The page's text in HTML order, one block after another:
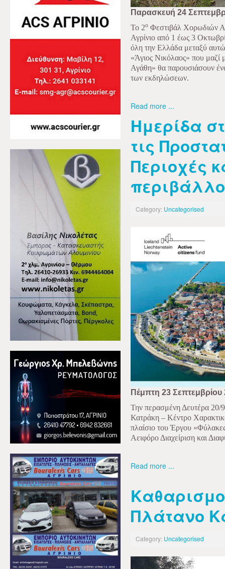
Παρασκευή 24
Το 2ο Φεστιβάλ Χορωδιών
Αγρίνιο από 1 έως 3
όλη την Ελλάδα μεταξύ
«Άγιος Νικόλαος» που
Αγάθη» θα παρουσιάσουν
των εκδηλώσεων.
Read more ...
Ημερίδα
τις
Περιοχές
Category: Uncategorised
Πέμπτη 23 Σεπτεμβρίου
Την περασμένη Δευτέρα
Κατράκη – Κέντρο
πλαίσιο του Έργου
Αειφόρο Διαχείριση και
Read more ...
Πλάτανο
Category: Uncategorised